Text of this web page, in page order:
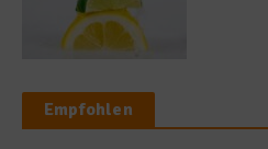
Empfohlen